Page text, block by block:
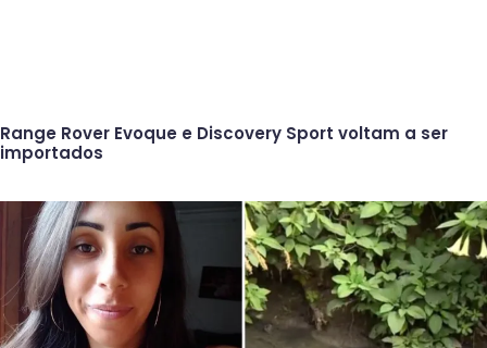
Range Rover Evoque e Discovery Sport voltam a ser
importados